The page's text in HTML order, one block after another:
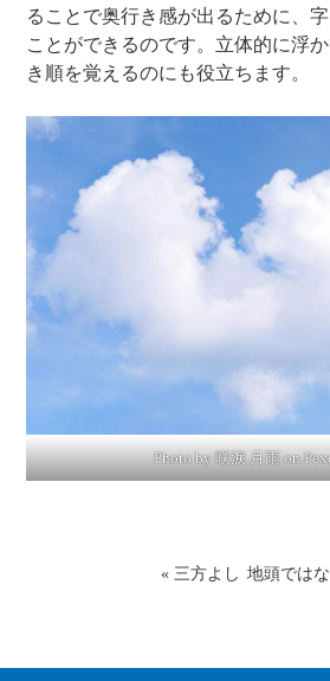
ることで奥行き感が出るために、
ことができるのです。立体的に浮
き順を覚えるのにも役立ちます。
Photo by 咲淚 月雨 on
« 三方よし 地頭では